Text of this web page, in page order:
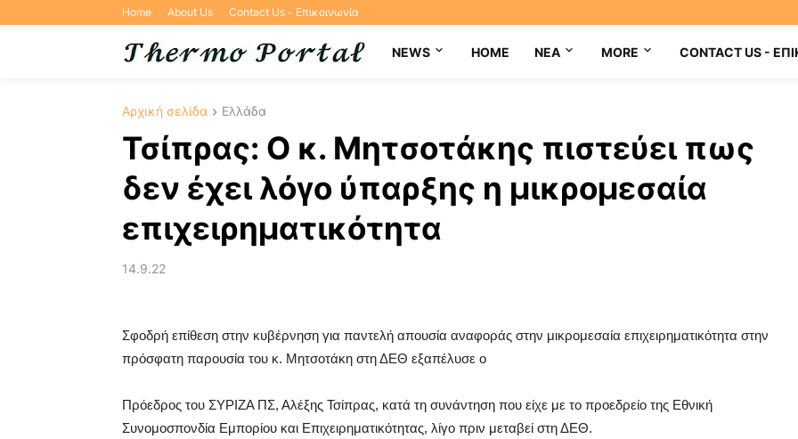
Home About Us Contact Us - Επικοινωνία
NEWS HOME NEA MORE CONTACT US -
Αρχική σελίδα Ελλάδα
Τσίπρας: Ο κ. Μητσοτάκης πιστεύει πως
δεν έχει λόγο ύπαρξης η μικρομεσαία
επιχειρηματικότητα
14.9.22
Σφοδρή επίθεση στην κυβέρνηση για παντελή απουσία αναφοράς στην μικρομεσαία επιχειρηματικότητα στην
πρόσφατη παρουσία του κ. Μητσοτάκη στη ΔΕΘ εξαπέλυσε ο
Πρόεδρος του ΣΥΡΙΖΑ ΠΣ, Αλέξης Τσίπρας, κατά τη συνάντηση που είχε με το προεδρείο της Εθνική
Συνομοσπονδία Εμπορίου και Επιχειρηματικότητας, λίγο πριν μεταβεί στη ΔΕΘ.